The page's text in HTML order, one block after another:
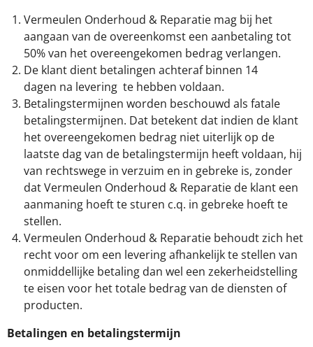
Vermeulen Onderhoud & Reparatie mag bij het
aangaan van de overeenkomst een aanbetaling tot
50% van het overeengekomen bedrag verlangen.
De klant dient betalingen achteraf binnen 14
dagen na levering te hebben voldaan.
Betalingstermijnen worden beschouwd als fatale
betalingstermijnen. Dat betekent dat indien de klant
het overeengekomen bedrag niet uiterlijk op de
laatste dag van de betalingstermijn heeft voldaan, hij
van rechtswege in verzuim en in gebreke is, zonder
dat Vermeulen Onderhoud & Reparatie de klant een
aanmaning hoeft te sturen c.q. in gebreke hoeft te
stellen.
Vermeulen Onderhoud & Reparatie behoudt zich het
recht voor om een levering afhankelijk te stellen van
onmiddellijke betaling dan wel een zekerheidstelling
te eisen voor het totale bedrag van de diensten of
producten.
Betalingen en betalingstermijn